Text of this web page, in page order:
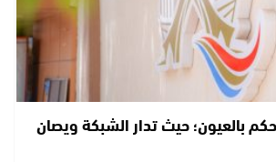
بالعيون؛ حيث تدار الشبكة ويصان